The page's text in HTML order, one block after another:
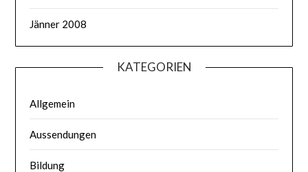
Jänner 2008
KATEGORIEN
Allgemein
Aussendungen
Bildung